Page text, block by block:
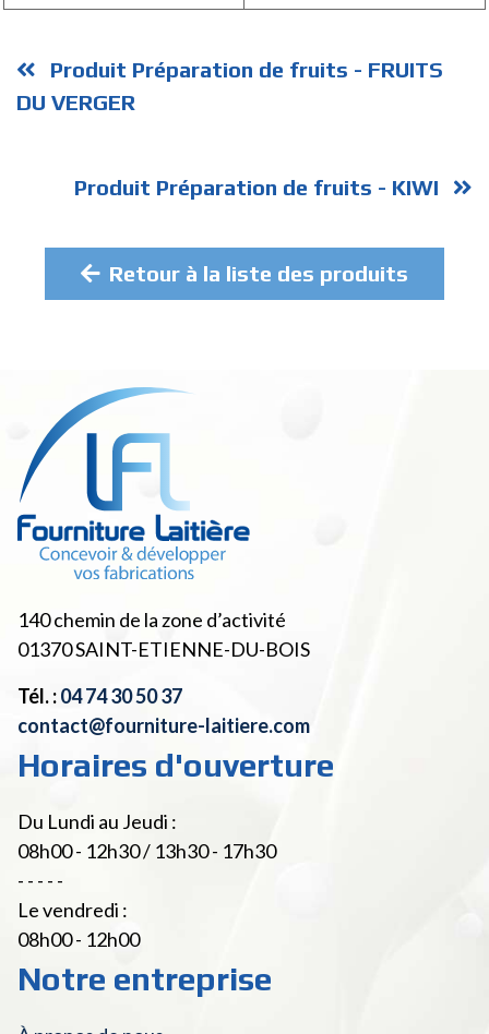
Produit Préparation de fruits - FRUITS
DU VERGER
Produit Préparation de fruits - KIWI
Retour à la liste des produits
140 chemin de la zone d’activité
01370SAINT-ETIENNE-DU-BOIS
Tél. :04 74 30 50 37
contact@fourniture-laitiere.com
Horaires d'ouverture
Du Lundi au Jeudi :
08h00 - 12h30 / 13h30 - 17h30
- - - - -
Le vendredi :
08h00 - 12h00
Notre entreprise